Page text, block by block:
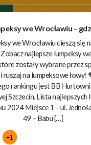
we Wrocławiu –
we Wrocławiu cieszą się
najlepsze lumpeksy
zostały wybrane przez
ruszaj na lumpeksowe łowy!
rankingu jest BB
Szczecin. Lista najlepszych
2024 Miejsce 1 – ul.
49 – Babu […]
+1